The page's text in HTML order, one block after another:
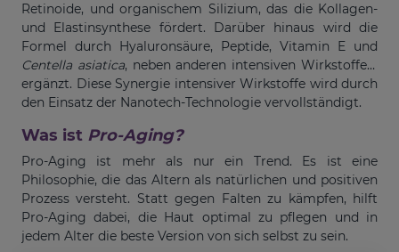
Retinoide, und organischem Silizium, das die Kollagen-
und Elastinsynthese fördert. Darüber hinaus wird die
Formel durch Hyaluronsäure, Peptide, Vitamin E und
Centella asiatica, neben anderen intensiven Wirkstoffen,
ergänzt. Diese Synergie intensiver Wirkstoffe wird durch
den Einsatz der Nanotech-Technologie vervollständigt.
Was ist Pro-Aging?
Pro-Aging ist mehr als nur ein Trend. Es ist eine
Philosophie, die das Altern als natürlichen und positiven
Prozess versteht. Statt gegen Falten zu kämpfen, hilft
Pro-Aging dabei, die Haut optimal zu pflegen und in
jedem Alter die beste Version von sich selbst zu sein.